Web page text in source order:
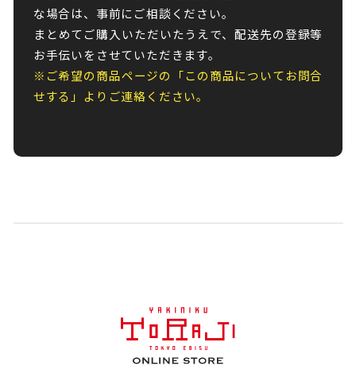
な場合は、事前にご相談ください。
まとめてご購入いただいたうえで、配送先の登録等
お手伝いをさせていただきます。
※ご希望の商品ページの「この商品についてお問合
せする」よりご連絡ください。